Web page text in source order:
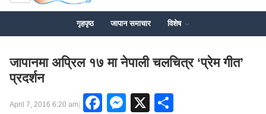
गृहपृष्ठ जापान समाचार विशेष
जापानमा अप्रिल १७ मा नेपाली चलचित्र ‘प्रेम गीत’
प्रदर्शन
April 7, 2016 6:20 am| Facebook
Messenger
X